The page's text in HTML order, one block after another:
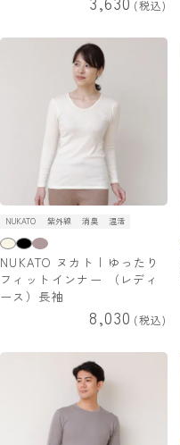
税込
NUKATO 紫外線 消臭 温活
NUKATO ヌカト | ゆったり
フィットインナー （レディ
ース）長袖
8,030 税込